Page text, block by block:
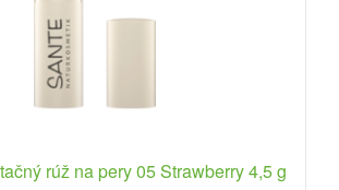
rúž na pery 05 Strawberry 4,5 g